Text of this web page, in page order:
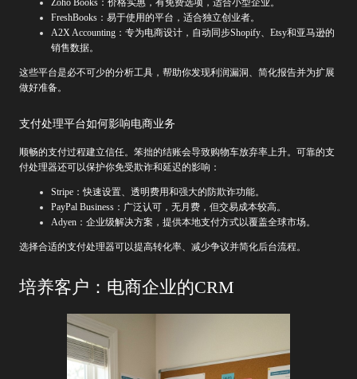
FreshBooks：易于使用的平台，适合独立创业者。
A2X Accounting：专为电商设计，自动同步Shopify、Etsy和亚马逊的
销售数据。
这些平台是必不可少的分析工具，帮助你发现利润漏洞、简化报告并为扩展
做好准备。
支付处理平台如何影响电商业务
顺畅的支付过程建立信任。笨拙的结账会导致购物车放弃率上升。可靠的支
付处理器还可以保护你免受欺诈和延迟的影响：
Stripe：快速设置、透明费用和强大的防欺诈功能。
PayPal Business：广泛认可，无月费，但交易成本较高。
Adyen：企业级解决方案，提供本地支付方式以覆盖全球市场。
选择合适的支付处理器可以提高转化率、减少争议并简化后台流程。
培养客户：电商企业的CRM